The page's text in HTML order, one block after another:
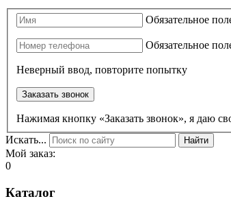
Обязательное
Обязательное
Неверный ввод, повторите попытку
Заказать звонок
Нажимая кнопку «Заказать звонок», я даю
Искать...
Найти
Мой заказ:
0
Каталог